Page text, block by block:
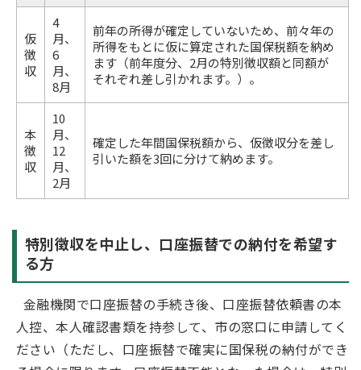
仮
徴
収
4
月、
6
月、
8月
前年の所得が確定していないため、前々年の
所得をもとに仮に算定された国保税額を納め
ます（前年度分、2月の特別徴収額と同額が
それぞれ差し引かれます。）。
本
徴
収
10
月、
12
月、
2月
確定した年間国保税額から、仮徴収分を差し
引いた額を3回に分けて納めます。
特別徴収を中止し、口座振替での納付を希望す
る方
金融機関で口座振替の手続き後、口座振替依頼書の本
人控、本人確認書類を持参して、市の窓口に申請してく
ださい（ただし、口座振替で確実に国保税の納付ができ